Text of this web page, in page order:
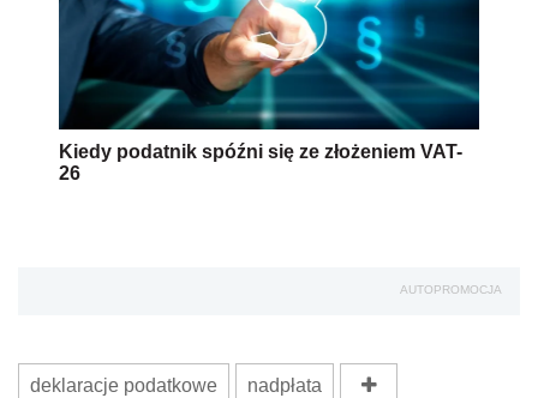
Kiedy podatnik spóźni się ze złożeniem VAT-
26
AUTOPROMOCJA
deklaracje podatkowe nadpłata